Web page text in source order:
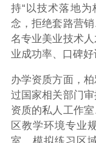
持“以技术落地
念，拒绝套路营
名专业美业技术
业成功率、口碑好
办学资质方面，
过国家相关部门
资质的私人工作
区教学环境专业